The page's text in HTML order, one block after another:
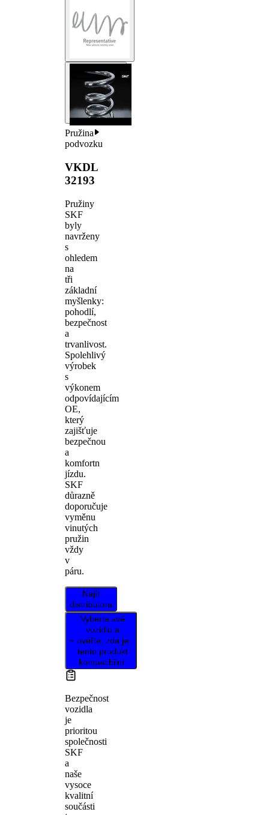
Pružina
podvozku
VKDL
32193
Pružiny
SKF
byly
navrženy
s
ohledem
na
tři
základní
myšlenky:
pohodlí,
bezpečnost
a
trvanlivost.
Spolehlivý
výrobek
s
výkonem
odpovídajícím
OE,
který
zajišťuje
bezpečnou
a
komfortn
jízdu.
SKF
důrazně
doporučuje
vyměnu
vinutých
pružin
vždy
v
páru.
Najít
distributora
Vyberte své
vozidlo a
ověřte, zda je
tento produkt
kompatibilní.
Bezpečnost
vozidla
je
prioritou
společnosti
SKF
a
naše
vysoce
kvalitní
součásti